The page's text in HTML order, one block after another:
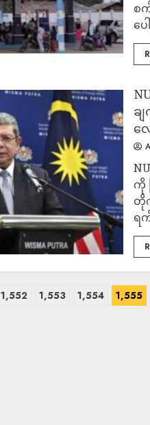
စ
ပေ
ခ
လ
ကို
တို
ရက်
1,552 1,553 1,554 1,555